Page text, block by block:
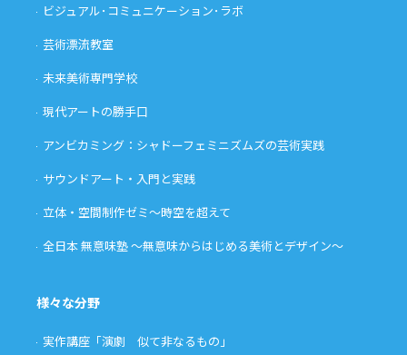
ビジュアル･コミュニケーション･ラボ
芸術漂流教室
未来美術専門学校
現代アートの勝手口
アンビカミング：シャドーフェミニズムズの芸術実践
サウンドアート・入門と実践
立体・空間制作ゼミ〜時空を超えて
全日本 無意味塾 〜無意味からはじめる美術とデザイン〜
様々な分野
実作講座「演劇 似て非なるもの」